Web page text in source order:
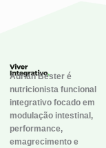
Adrian Bester é
nutricionista funcional
integrativo focado em
modulação intestinal,
performance,
emagrecimento e